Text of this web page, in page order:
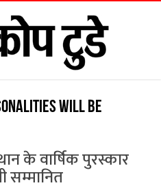
will be
के वार्षिक पुरस्कार
सम्मानित